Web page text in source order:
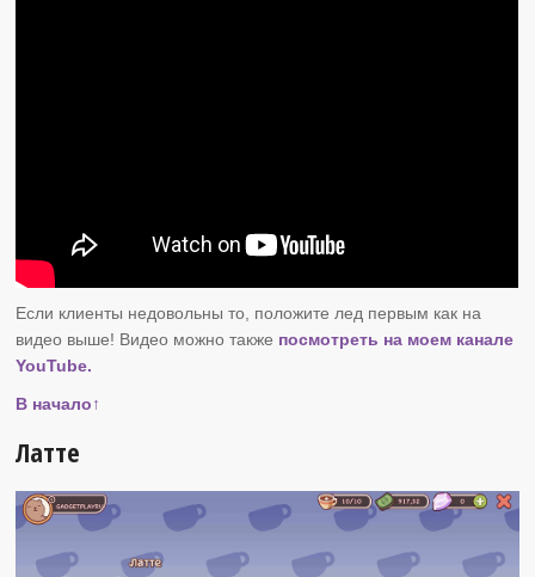
Если клиенты недовольны то, положите лед первым как на
видео выше! Видео можно также посмотреть на моем канале
YouTube.
В начало↑
Латте